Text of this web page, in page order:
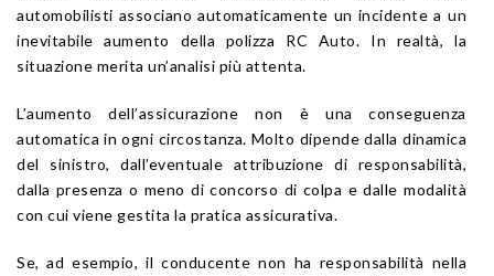
automobilisti associano automaticamente un incidente a un
inevitabile aumento della polizza RC Auto. In realtà, la
situazione merita un’analisi più attenta.
L’aumento dell’assicurazione non è una conseguenza
automatica in ogni circostanza. Molto dipende dalla dinamica
del sinistro, dall’eventuale attribuzione di responsabilità,
dalla presenza o meno di concorso di colpa e dalle modalità
con cui viene gestita la pratica assicurativa.
Se, ad esempio, il conducente non ha responsabilità nella